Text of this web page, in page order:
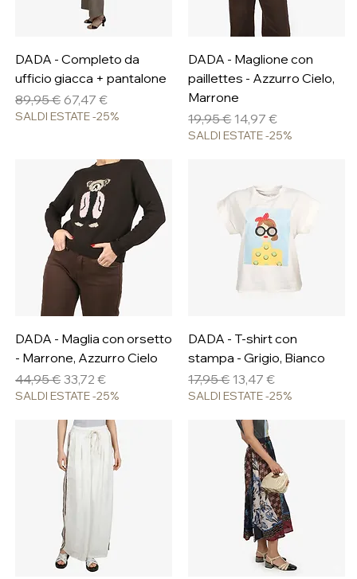
DADA - Completo da
ufficio giacca + pantalone
Prezzo regolare
89,95 € Prezzo scontato
67,47 €
SALDI ESTATE -25%
DADA - Maglione con
paillettes - Azzurro Cielo,
Marrone
Prezzo regolare
19,95 € Prezzo scontato
14,97 €
SALDI ESTATE -25%
DADA - Maglia con orsetto
- Marrone, Azzurro Cielo
Prezzo regolare
44,95 € Prezzo scontato
33,72 €
SALDI ESTATE -25%
DADA - T-shirt con
stampa - Grigio, Bianco
Prezzo regolare
17,95 € Prezzo scontato
13,47 €
SALDI ESTATE -25%